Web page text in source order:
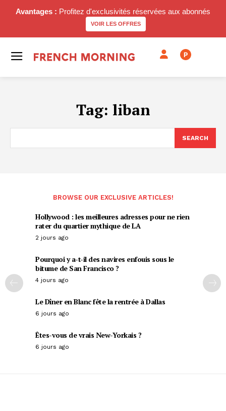
Avantages : Profitez d'exclusivités réservées aux abonnés
VOIR LES OFFRES
P
Tag: liban
SEARCH
BROWSE OUR EXCLUSIVE ARTICLES!
Hollywood : les meilleures adresses pour ne rien
rater du quartier mythique de LA
2 jours ago
Pourquoi y a-t-il des navires enfouis sous le
bitume de San Francisco ?
4 jours ago
Le Dîner en Blanc fête la rentrée à Dallas
6 jours ago
Êtes-vous de vrais New-Yorkais ?
6 jours ago